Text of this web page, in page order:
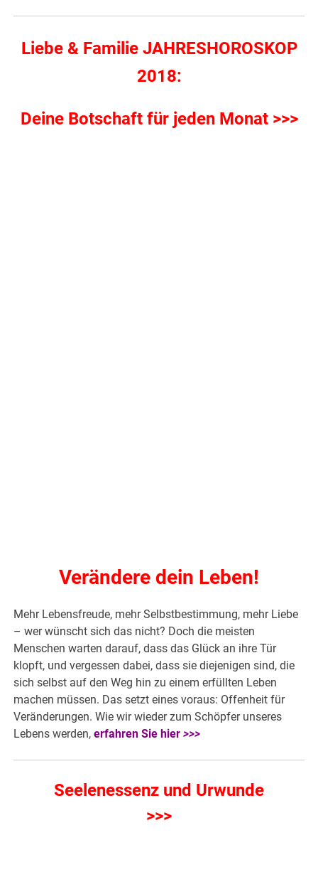
Liebe & Familie JAHRESHOROSKOP
2018:
Deine Botschaft für jeden Monat >>>
Verändere dein Leben!
Mehr Lebensfreude, mehr Selbstbestimmung, mehr Liebe
– wer wünscht sich das nicht? Doch die meisten
Menschen warten darauf, dass das Glück an ihre Tür
klopft, und vergessen dabei, dass sie diejenigen sind, die
sich selbst auf den Weg hin zu einem erfüllten Leben
machen müssen. Das setzt eines voraus: Offenheit für
Veränderungen. Wie wir wieder zum Schöpfer unseres
Lebens werden, erfahren Sie hier>>>
Seelenessenz und Urwunde
>>>